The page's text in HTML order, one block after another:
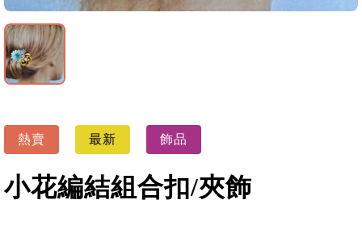
熱賣 最新 飾品
小花編結組合扣/夾飾